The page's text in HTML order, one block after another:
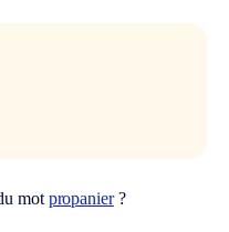
mot propanier?